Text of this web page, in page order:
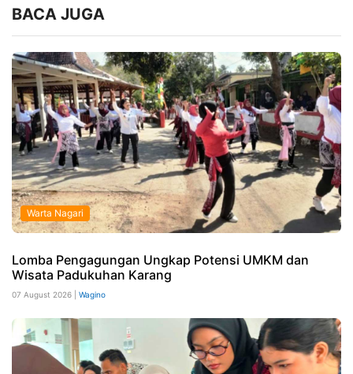
BACA JUGA
Warta Nagari
Lomba Pengagungan Ungkap Potensi UMKM dan
Wisata Padukuhan Karang
07 August 2026 | Wagino